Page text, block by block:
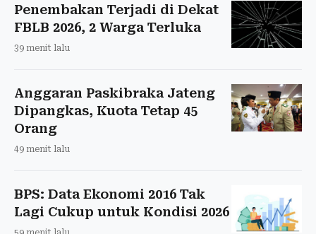
Penembakan Terjadi di Dekat
FBLB 2026, 2 Warga Terluka
39 menit lalu
Anggaran Paskibraka Jateng
Dipangkas, Kuota Tetap 45
Orang
49 menit lalu
BPS: Data Ekonomi 2016 Tak
Lagi Cukup untuk Kondisi 2026